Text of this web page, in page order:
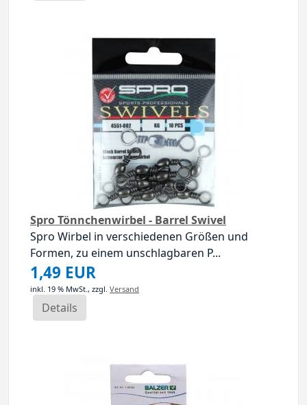
Spro Tönnchenwirbel - Barrel Swivel
Spro Wirbel in verschiedenen Größen und
Formen, zu einem unschlagbaren P...
1,49 EUR
inkl. 19 % MwSt., zzgl. Versand
Details